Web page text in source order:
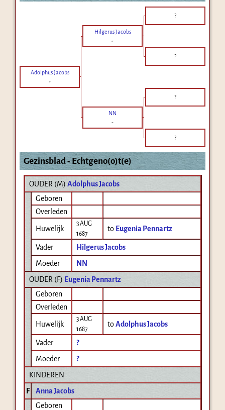
?
Hilgerus Jacobs
-
?
Adolphus Jacobs
-
?
NN
-
?
Gezinsblad - Echtgeno(o)t(e)
OUDER (M) Adolphus Jacobs
Geboren
Overleden
Huwelijk
3 AUG
1687
to Eugenia Pennartz
Vader
Hilgerus Jacobs
Moeder
NN
OUDER (F) Eugenia Pennartz
Geboren
Overleden
Huwelijk
3 AUG
1687
toAdolphus Jacobs
Vader
?
Moeder
?
KINDEREN
F
Anna Jacobs
Geboren